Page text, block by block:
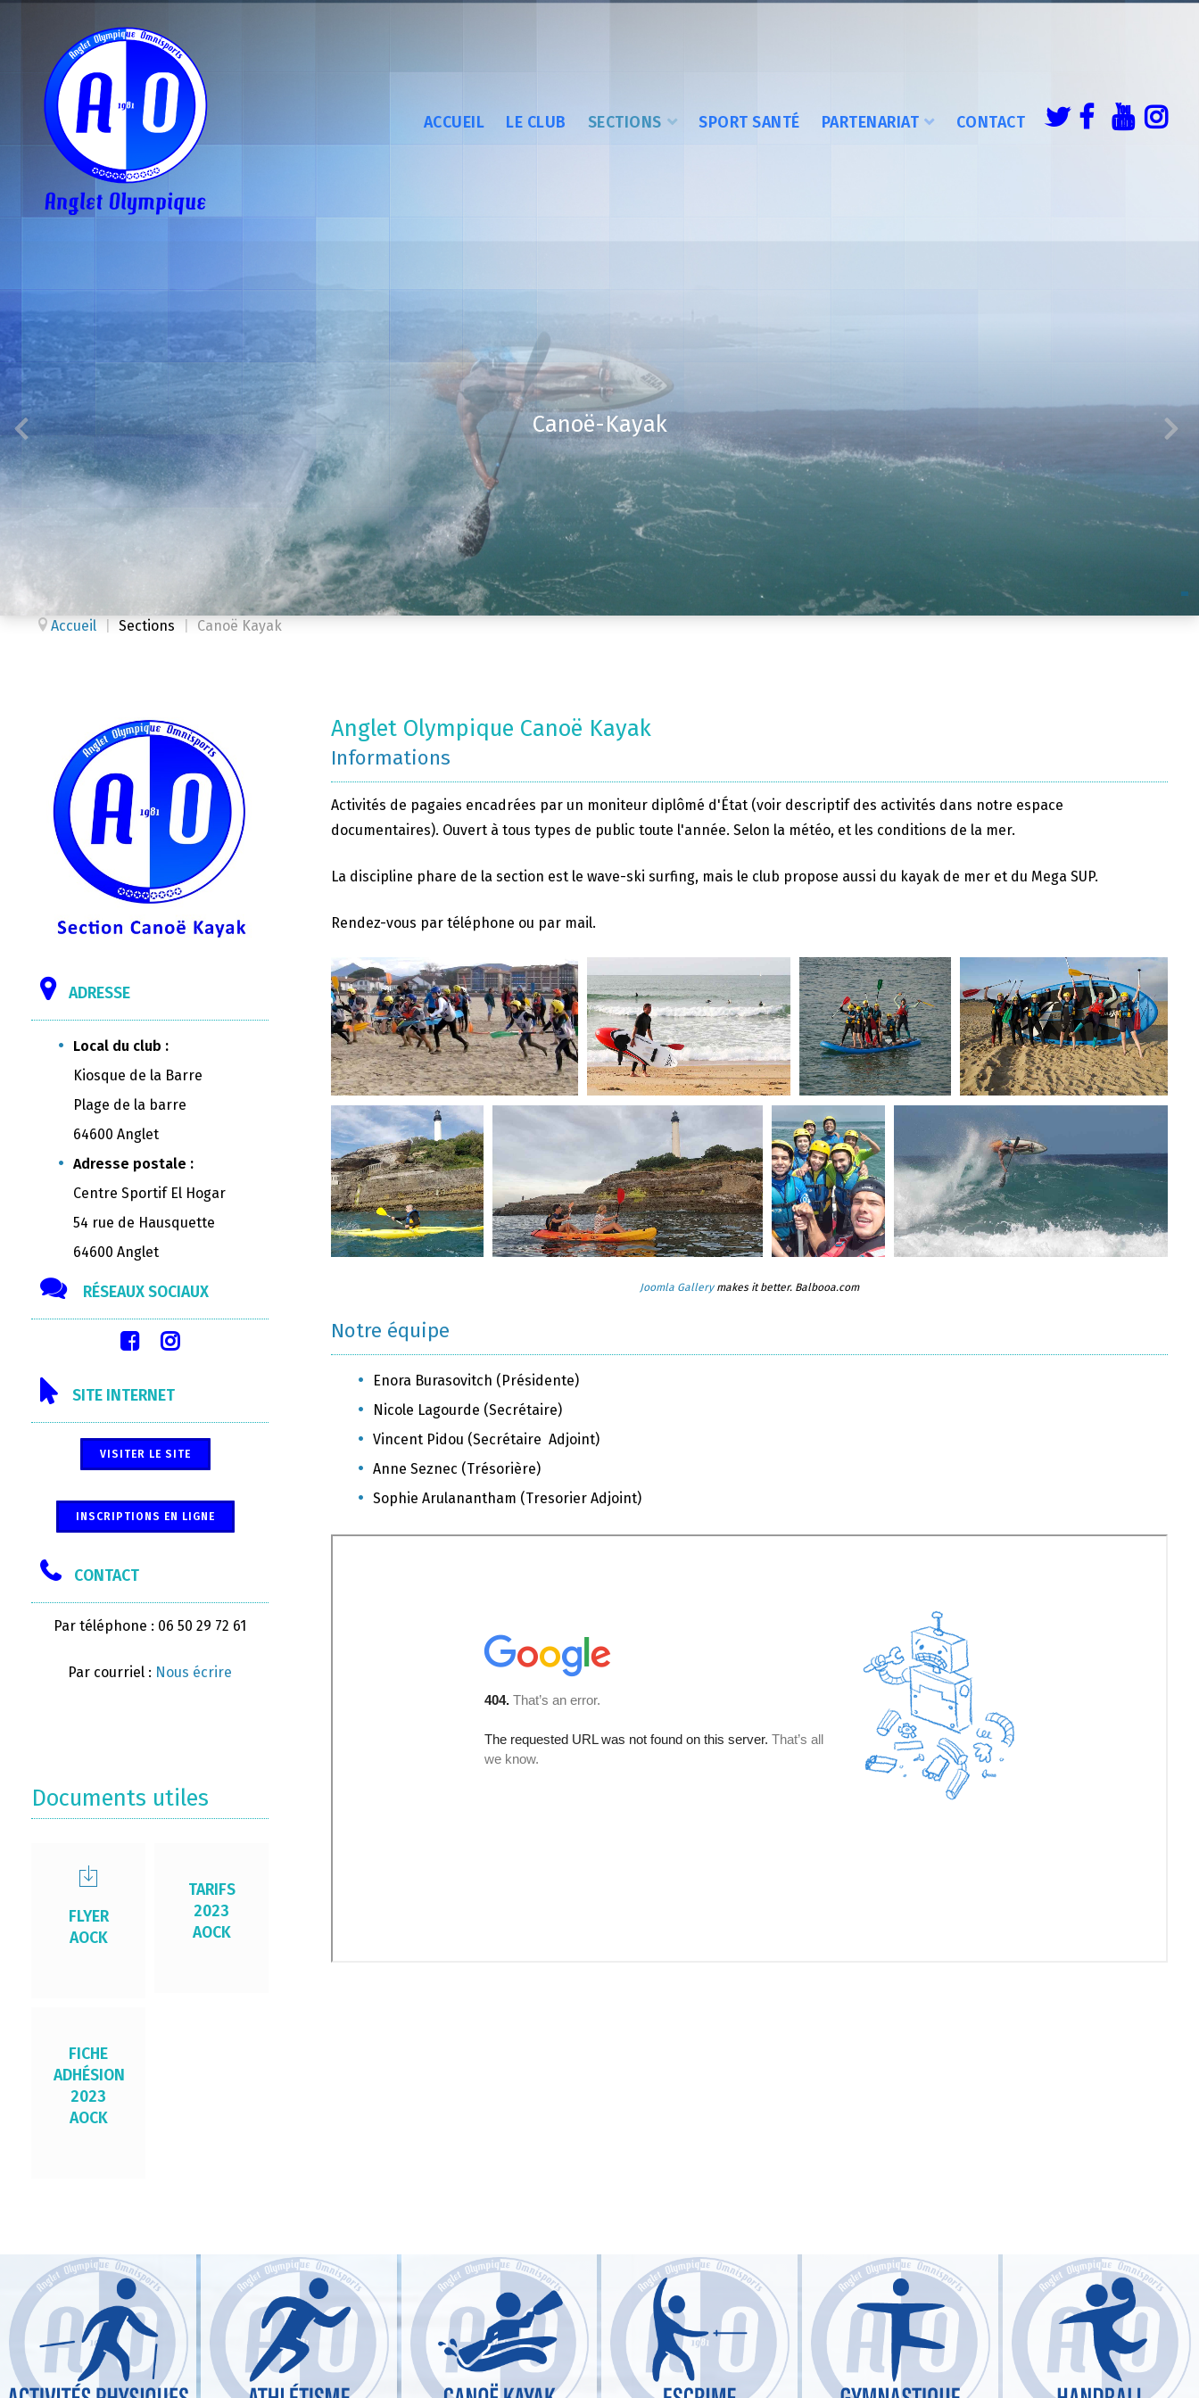
ACCUEIL LE CLUB SECTIONS SPORT SANTÉ PARTENARIAT CONTACT
Canoë-Kayak
Accueil Sections Canoë Kayak
ADRESSE
Local du club :
Kiosque de la Barre
Plage de la barre
64600 Anglet
Adresse postale :
Centre Sportif El Hogar
54 rue de Hausquette
64600 Anglet
RÉSEAUX SOCIAUX
SITE INTERNET
VISITER LE SITE
INSCRIPTIONS EN LIGNE
CONTACT
Par téléphone : 06 50 29 72 61
Par courriel : Nous écrire
Documents utiles
FLYER
AOCK
TARIFS
2023
AOCK
FICHE
ADHÉSION
2023
AOCK
Anglet Olympique Canoë Kayak
Informations
Activités de pagaies encadrées par un moniteur diplômé d'État (voir descriptif des activités dans notre espace
documentaires). Ouvert à tous types de public toute l'année. Selon la météo, et les conditions de la mer.
La discipline phare de la section est le wave-ski surfing, mais le club propose aussi du kayak de mer et du Mega SUP.
Rendez-vous par téléphone ou par mail.
Joomla Gallerymakes it better. Balbooa.com
Notre équipe
Enora Burasovitch (Présidente)
Nicole Lagourde (Secrétaire)
Vincent Pidou (Secrétaire Adjoint)
Anne Seznec (Trésorière)
Sophie Arulanantham (Tresorier Adjoint)